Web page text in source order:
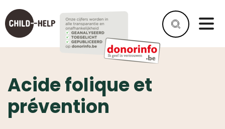
Acide folique et
prévention